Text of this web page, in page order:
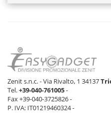
Zenit s.n.c. - Via Rivalto, 1 34137
Tel.+39-040-761005-
Fax +39-040-3725826 -
P. IVA: IT01219460324 -